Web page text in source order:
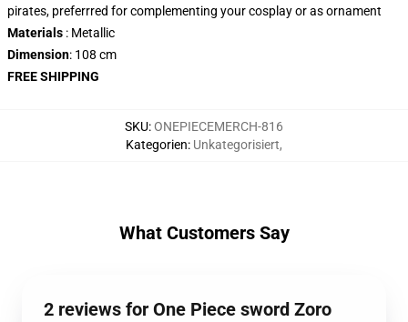
pirates, preferrred for complementing your cosplay or as ornament
Materials : Metallic
Dimension: 108 cm
FREE SHIPPING
SKU:ONEPIECEMERCH-816
Kategorien: Unkategorisiert,
What Customers Say
2 reviews for One Piece sword Zoro